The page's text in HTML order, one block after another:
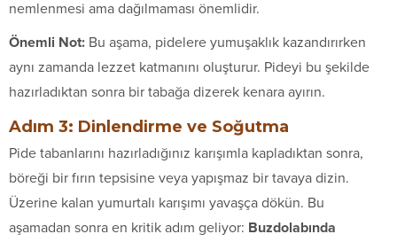
nemlenmesi ama dağılmaması önemlidir.
Önemli Not: Bu aşama, pidelere yumuşaklık kazandırırken
aynı zamanda lezzet katmanını oluşturur. Pideyi bu şekilde
hazırladıktan sonra bir tabağa dizerek kenara ayırın.
Adım 3: Dinlendirme ve Soğutma
Pide tabanlarını hazırladığınız karışımla kapladıktan sonra,
böreği bir fırın tepsisine veya yapışmaz bir tavaya dizin.
Üzerine kalan yumurtalı karışımı yavaşça dökün. Bu
aşamadan sonra en kritik adım geliyor: Buzdolabında